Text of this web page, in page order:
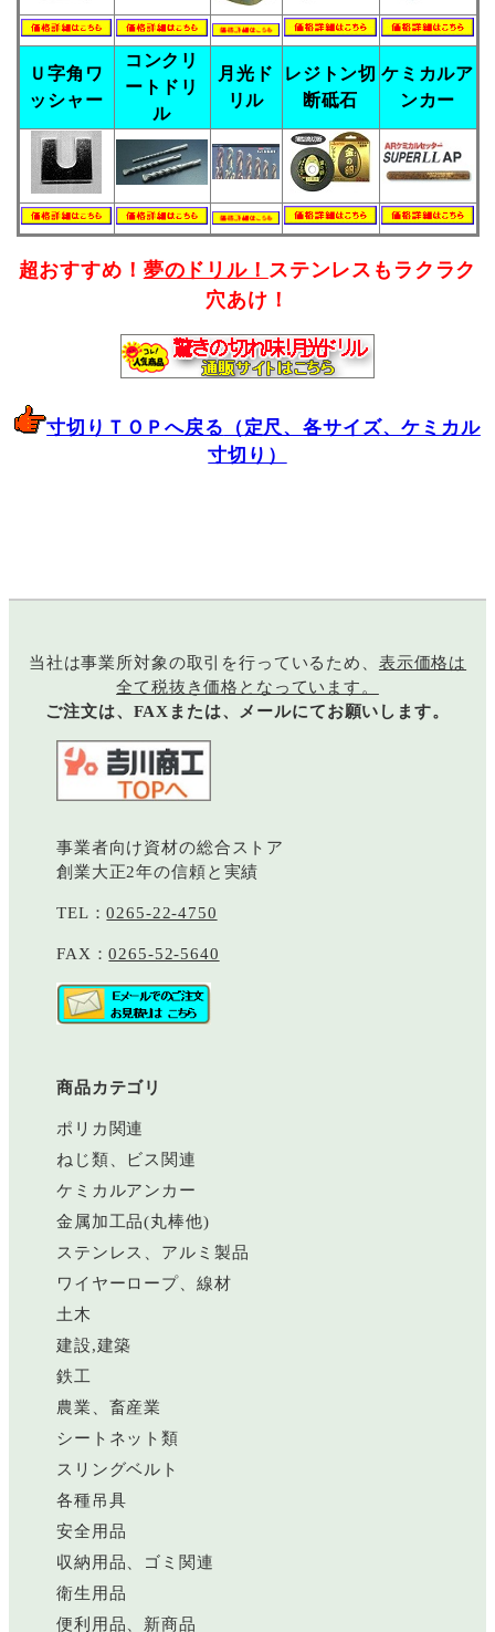
Ｕ字角ワ
ッシャー
コンクリ
ートドリ
ル
月光ド
リル
レジトン切
断砥石
ケミカルア
ンカー
超おすすめ！ 夢のドリル！ ステンレスもラクラク
穴あけ！
寸切りＴＯＰへ戻る （定尺、各サイズ、ケミカル
寸切り）
当社は事業所対象の取引を行っているため、 表示価格は
全て税抜き価格となっています。
ご注文は、FAXまたは、メールにてお願いします。
事業者向け資材の総合ストア
創業大正2年の信頼と実績
TEL：0265-22-4750
FAX：0265-52-5640
商品カテゴリ
ポリカ関連
ねじ類、ビス関連
ケミカルアンカー
金属加工品(丸棒他)
ステンレス、アルミ製品
ワイヤーロープ、線材
土木
建設,建築
鉄工
農業、畜産業
シートネット類
スリングベルト
各種吊具
安全用品
収納用品、ゴミ関連
衛生用品
便利用品、新商品